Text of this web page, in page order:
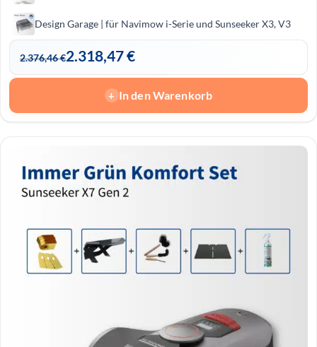
Design Garage | für Navimow i-Serie und Sunseeker X3, V3
2.376,46€2.318,47€
+ In den Warenkorb